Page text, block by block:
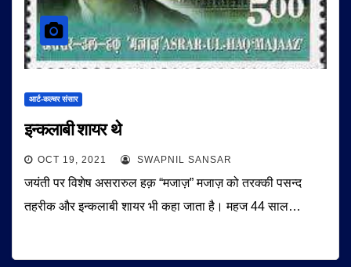
आर्ट-कल्चर संसार
इन्कलाबी शायर थे
OCT 19, 2021 SWAPNIL SANSAR
जयंती पर विशेष असरारुल हक़ “मजाज़” मजाज़ को तरक्की पसन्द
तहरीक और इन्कलाबी शायर भी कहा जाता है। महज 44 साल…